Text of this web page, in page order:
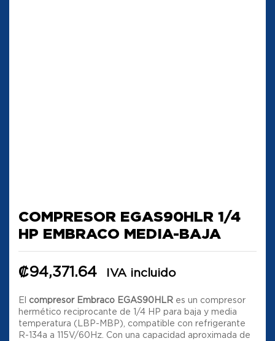
COMPRESOR EGAS90HLR 1/4
HP EMBRACO MEDIA-BAJA
₡94,371.64 IVA incluido
El compresor Embraco EGAS90HLR es un compresor
hermético reciprocante de 1/4 HP para baja y media
temperatura (LBP-MBP), compatible con refrigerante
R-134a a 115V/60Hz. Con una capacidad aproximada de